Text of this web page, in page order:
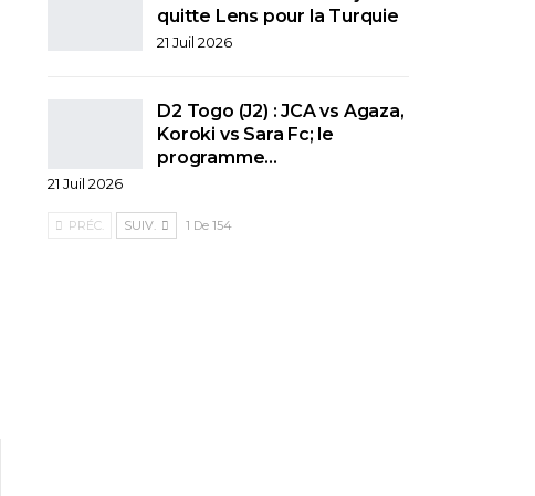
quitte Lens pour la Turquie
21 Juil 2026
D2 Togo (J2) : JCA vs Agaza,
Koroki vs Sara Fc; le
programme…
21 Juil 2026
PRÉC. SUIV. 1 De 154